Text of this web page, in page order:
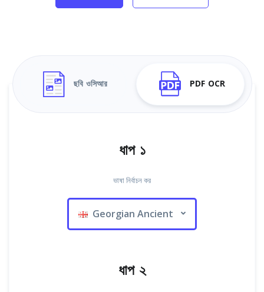
ছবি ওসিআর PDF OCR
ধাপ ১
ভাষা নির্বাচন কর
Georgian Ancient
ধাপ ২